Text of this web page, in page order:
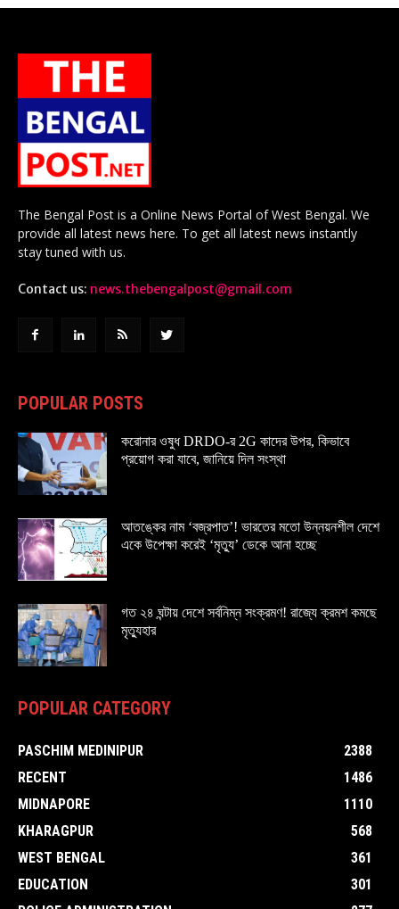
The Bengal Post is a Online News Portal of West Bengal. We
provide all latest news here. To get all latest news instantly
stay tuned with us.
Contact us: news.thebengalpost@gmail.com
POPULAR POSTS
করোনার ওষুধ DRDO-র 2G কাদের উপর, কিভাবে
প্রয়োগ করা যাবে, জানিয়ে দিল সংস্থা
আতঙ্কের নাম ‘বজ্রপাত’! ভারতের মতো উন্নয়নশীল দেশে
একে উপেক্ষা করেই ‘মৃত্যু’ ডেকে আনা হচ্ছে
গত ২৪ ঘন্টায় দেশে সর্বনিম্ন সংক্রমণ! রাজ্যে ক্রমশ কমছে
মৃত্যুহার
POPULAR CATEGORY
PASCHIM MEDINIPUR
2388
RECENT
1486
MIDNAPORE
1110
KHARAGPUR
568
WEST BENGAL
361
EDUCATION
301